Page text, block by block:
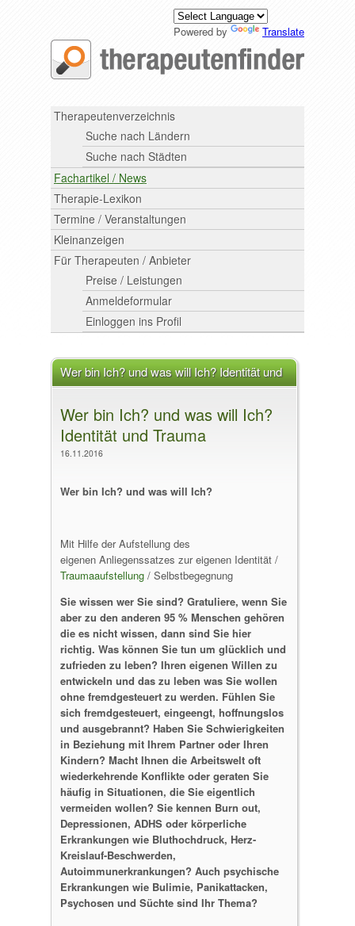
Powered by Translate
Therapeutenverzeichnis
Suche nach Ländern
Suche nach Städten
Fachartikel / News
Therapie-Lexikon
Termine / Veranstaltungen
Kleinanzeigen
Für Therapeuten / Anbieter
Preise / Leistungen
Anmeldeformular
Einloggen ins Profil
Wer bin Ich? und was will Ich? Identität und
Trauma
Wer bin Ich? und was will Ich?
Identität und Trauma
16.11.2016
Wer bin Ich? und was will Ich?
Mit Hilfe der Aufstellung des
eigenen Anliegenssatzes zur eigenen Identität /
Traumaaufstellung / Selbstbegegnung
Sie wissen wer Sie sind? Gratuliere, wenn Sie
aber zu den anderen 95 % Menschen gehören
die es nicht wissen, dann sind Sie hier
richtig. Was können Sie tun um glücklich und
zufrieden zu leben? Ihren eigenen Willen zu
entwickeln und das zu leben was Sie wollen
ohne fremdgesteuert zu werden. Fühlen Sie
sich fremdgesteuert, eingeengt, hoffnungslos
und ausgebrannt? Haben Sie Schwierigkeiten
in Beziehung mit Ihrem Partner oder Ihren
Kindern? Macht Ihnen die Arbeitswelt oft
wiederkehrende Konflikte oder geraten Sie
häufig in Situationen, die Sie eigentlich
vermeiden wollen? Sie kennen Burn out,
Depressionen, ADHS oder körperliche
Erkrankungen wie Bluthochdruck, Herz-
Kreislauf-Beschwerden,
Autoimmunerkrankungen? Auch psychische
Erkrankungen wie Bulimie, Panikattacken,
Psychosen und Süchte sind Ihr Thema?